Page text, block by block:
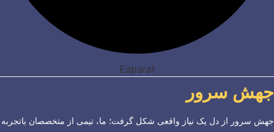
Eaparat
جهش سرور
جهش سرور از دل یک نیاز واقعی شکل گرفت؛ ما، تیمی از متخصصان باتجربه